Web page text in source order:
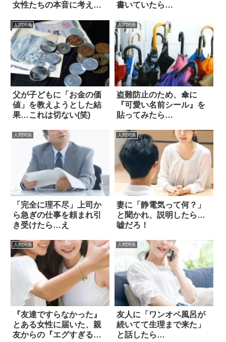
女性たちの本音に考えさ
書いていたら…
人間関係
父が子どもに「お金の価
値」を教えようとした結
果…これは切ない(笑)
人間関係
盗難防止のため、傘に
『可愛い名前シール』を
貼ってみたら…
人間関係
「完全に理不尽」上司か
ら急ぎの仕事を頼まれ引
き受けたら…え
人間関係
妻に「静電気って何？」
と聞かれ、説明したら…
嘘だろ！
人間関係
『友達ですらなかった』
とある女性に届いた、親
友からの『エグすぎる
人間関係
友人に「ワンオペ風呂が
続いてて生理まで来た」
と話したら…